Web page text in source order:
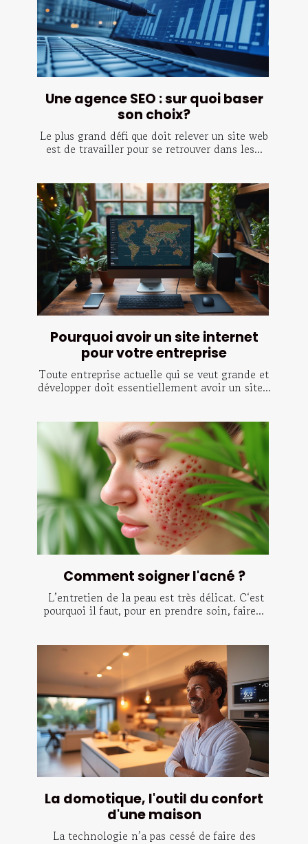
Une agence SEO : sur quoi baser
son choix?
Le plus grand défi que doit relever un site web
est de travailler pour se retrouver dans les...
Pourquoi avoir un site internet
pour votre entreprise
Toute entreprise actuelle qui se veut grande et
développer doit essentiellement avoir un site...
Comment soigner l'acné ?
L’entretien de la peau est très délicat. C‘est
pourquoi il faut, pour en prendre soin, faire...
La domotique, l'outil du confort
d'une maison
La technologie n’a pas cessé de faire des